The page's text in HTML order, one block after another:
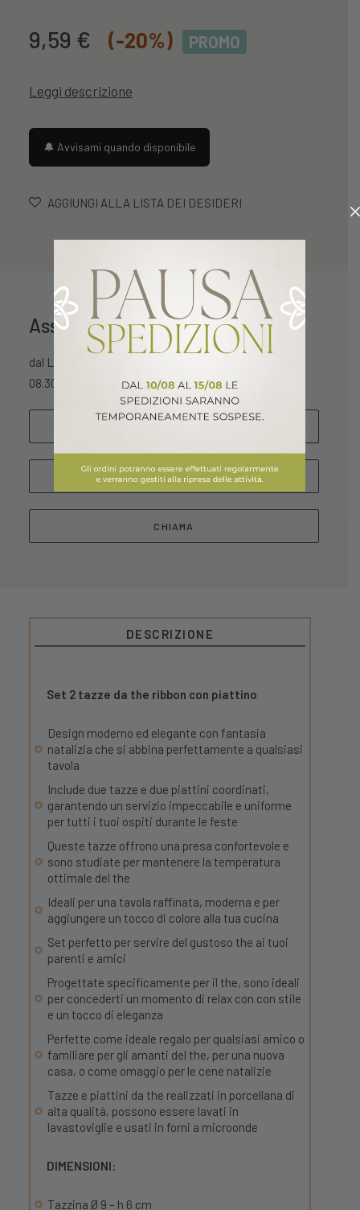
Il
originale
era:
11,99 €.
9,59 €
attuale
è:
9,59 €.
(-20%) PROMO
Leggi descrizione
🔔 Avvisami quando disponibile
AGGIUNGI ALLA LISTA DEI DESIDERI
Assistenza Clienti
dal Lunedì al Sabato
08.30 – 13.00 / 15.30 – 18.30
WHATSAPP
CHIAMA
DESCRIZIONE
Set 2 tazze da the ribbon con piattino
Design moderno ed elegante con fantasia
natalizia che si abbina perfettamente a qualsiasi
tavola
Include due tazze e due piattini coordinati,
garantendo un servizio impeccabile e uniforme
per tutti i tuoi ospiti durante le feste
Queste tazze offrono una presa confortevole e
sono studiate per mantenere la temperatura
ottimale del the
Ideali per una tavola raffinata, moderna e per
aggiungere un tocco di colore alla tua cucina
Set perfetto per servire del gustoso the ai tuoi
parenti e amici
Progettate specificamente per il the, sono ideali
per concederti un momento di relax con con stile
e un tocco di eleganza
Perfette come ideale regalo per qualsiasi amico o
familiare per gli amanti del the, per una nuova
casa, o come omaggio per le cene natalizie
Tazze e piattini da the realizzati in porcellana di
alta qualità, possono essere lavati in
lavastoviglie e usati in forni a microonde
DIMENSIONI:
Tazzina Ø 9 – h 6 cm